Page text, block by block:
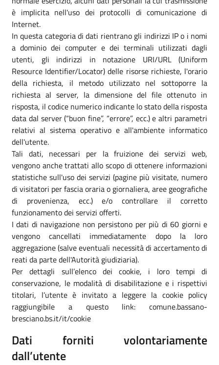
è implicita nell'uso dei protocolli di comunicazione di
Internet.
In questa categoria di dati rientrano gli indirizzi IP o i nomi
a dominio dei computer e dei terminali utilizzati dagli
utenti, gli indirizzi in notazione URI/URL (Uniform
Resource Identifier/Locator) delle risorse richieste, l'orario
della richiesta, il metodo utilizzato nel sottoporre la
richiesta al server, la dimensione del file ottenuto in
risposta, il codice numerico indicante lo stato della risposta
data dal server (“buon fine”, “errore”, ecc.) e altri parametri
relativi al sistema operativo e all'ambiente informatico
dell'utente.
Tali dati, necessari per la fruizione dei servizi web,
vengono anche trattati allo scopo di ottenere informazioni
statistiche sull'uso dei servizi (pagine più visitate, numero
di visitatori per fascia oraria o giornaliera, aree geografiche
di provenienza, ecc.) e/o controllare il corretto
funzionamento dei servizi offerti.
I dati di navigazione non persistono per più di 60 giorni e
vengono cancellati immediatamente dopo la loro
aggregazione (salve eventuali necessità di accertamento di
reati da parte dell'Autorità giudiziaria).
Per dettagli sull’elenco dei cookie, i loro tempi di
conservazione, le modalità di disabilitazione e i rispettivi
titolari, l’utente è invitato a leggere la cookie policy
raggiungibile a questo link: comune.bassano-
bresciano.bs.it/it/cookie
Dati forniti volontariamente
dall’utente